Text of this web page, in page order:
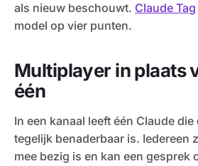
als nieuw beschouwt. Claude Tag
model op vier punten.
Multiplayer in plaats
één
In een kanaal leeft één Claude
tegelijk benaderbaar is. Iedereen
mee bezig is en kan een gesprek